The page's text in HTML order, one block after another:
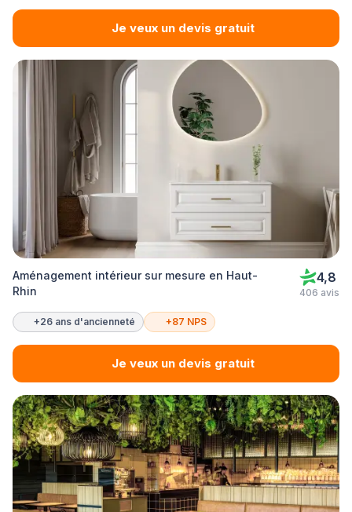
Je veux un devis gratuit
Aménagement intérieur sur mesure en Haut-
Rhin
4,8
406 avis
+26 ans d'ancienneté +87 NPS
Je veux un devis gratuit